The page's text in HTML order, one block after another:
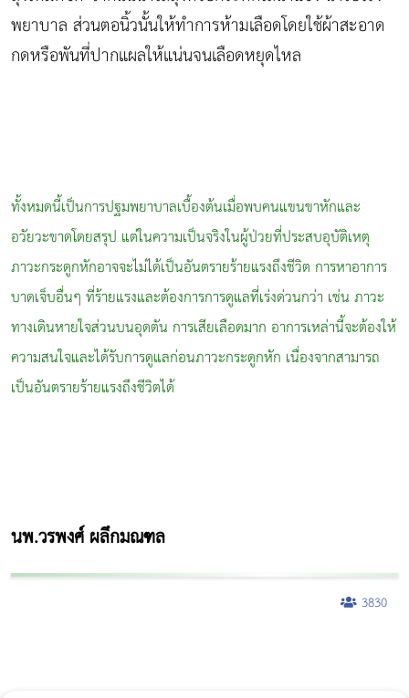
พยาบาล ส่วนตอนิ้วนั้นให้ทำการห้ามเลือดโดยใช้ผ้าสะอาด
กดหรือพันที่ปากแผลให้แน่นจนเลือดหยุดไหล
ทั้งหมดนี้เป็นการปฐมพยาบาลเบื้องต้นเมื่อพบคนแขนขาหักและ
อวัยวะขาดโดยสรุป แต่ในความเป็นจริงในผู้ป่วยที่ประสบอุบัติเหตุ
ภาวะกระดูกหักอาจจะไม่ได้เป็นอันตรายร้ายแรงถึงชีวิต การหาอาการ
บาดเจ็บอื่นๆ ที่ร้ายแรงและต้องการการดูแลที่เร่งด่วนกว่า เช่น ภาวะ
ทางเดินหายใจส่วนบนอุดตัน การเสียเลือดมาก อาการเหล่านี้จะต้องให้
ความสนใจและได้รับการดูแลก่อนภาวะกระดูกหัก เนื่องจากสามารถ
เป็นอันตรายร้ายแรงถึงชีวิตได้
นพ.วรพงศ์ ผลึกมณฑล
3830